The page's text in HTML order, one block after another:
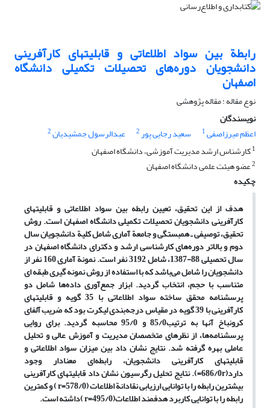
رابطة بین سواد اطلاعاتی و قابلیتهای کارآفرینی
دانشجویان دوره‌های تحصیلات تکمیلی دانشگاه
اصفهان
نوع مقاله : مقاله پژوهشی
نویسندگان
اعظم میرزاصفی1 سعید رجایی پور2 عبدالرسول جمشیدیان2
1کارشناس ارشد مدیریت آموزشی، دانشگاه اصفهان
2عضو هیئت علمی دانشگاه اصفهان
چکیده
هدف از این تحقیق، تعیین رابطه بین سواد اطلاعاتی و قابلیتهای
کارآفرینی دانشجویان تحصیلات تکمیلی دانشگاه اصفهان است. روش
تحقیق، توصیفی ـ همبستگی و جامعة آماری شامل کلیة دانشجویان سال
دوم و بالاتر دوره‌های کارشناسی ارشد و دکترای دانشگاه اصفهان در
سال تحصیلی 88-1387، شامل 3192 نفر است. نمونة آماری 160 نفر از
دانشجویان را شامل می‌باشد که با استفاده از روش نمونه گیری طبقه ای
متناسب با حجم، انتخاب گردید. ابزار جمع‌آوری داده‌ها شامل دو
پرسشنامه محقق ساخته سواد اطلاعاتی با 35 گویه و قابلیتهای
کارآفرینی با 39 گویه در مقیاس درجه‌بندی لیکرت بود که ضریب آلفای
کرونباخ آنها به ترتیب85/0 و 95/0 محاسبه گردید. برای روایی
پرسشنامه‌ها، از نظرهای متخصصان مدیریت و آموزش عالی و تحلیل
عاملی بهره گرفته شد. نتایج نشان داد بین میزان سواد اطلاعاتی و
قابلیتهای کارآفرینی دانشجویان، رابطه‌ای معنادار وجود
دارد(686/0r= ). نتایج تحلیل رگرسیون نشان داد قابلیتهای کارآفرینی
بیشترین رابطه را با توانایی ارزیابی نقادانة اطلاعات (578/0= r) و کمترین
رابطه را با توانایی کاربرد هدفمند اطلاعات(495/0= r)داشته است.